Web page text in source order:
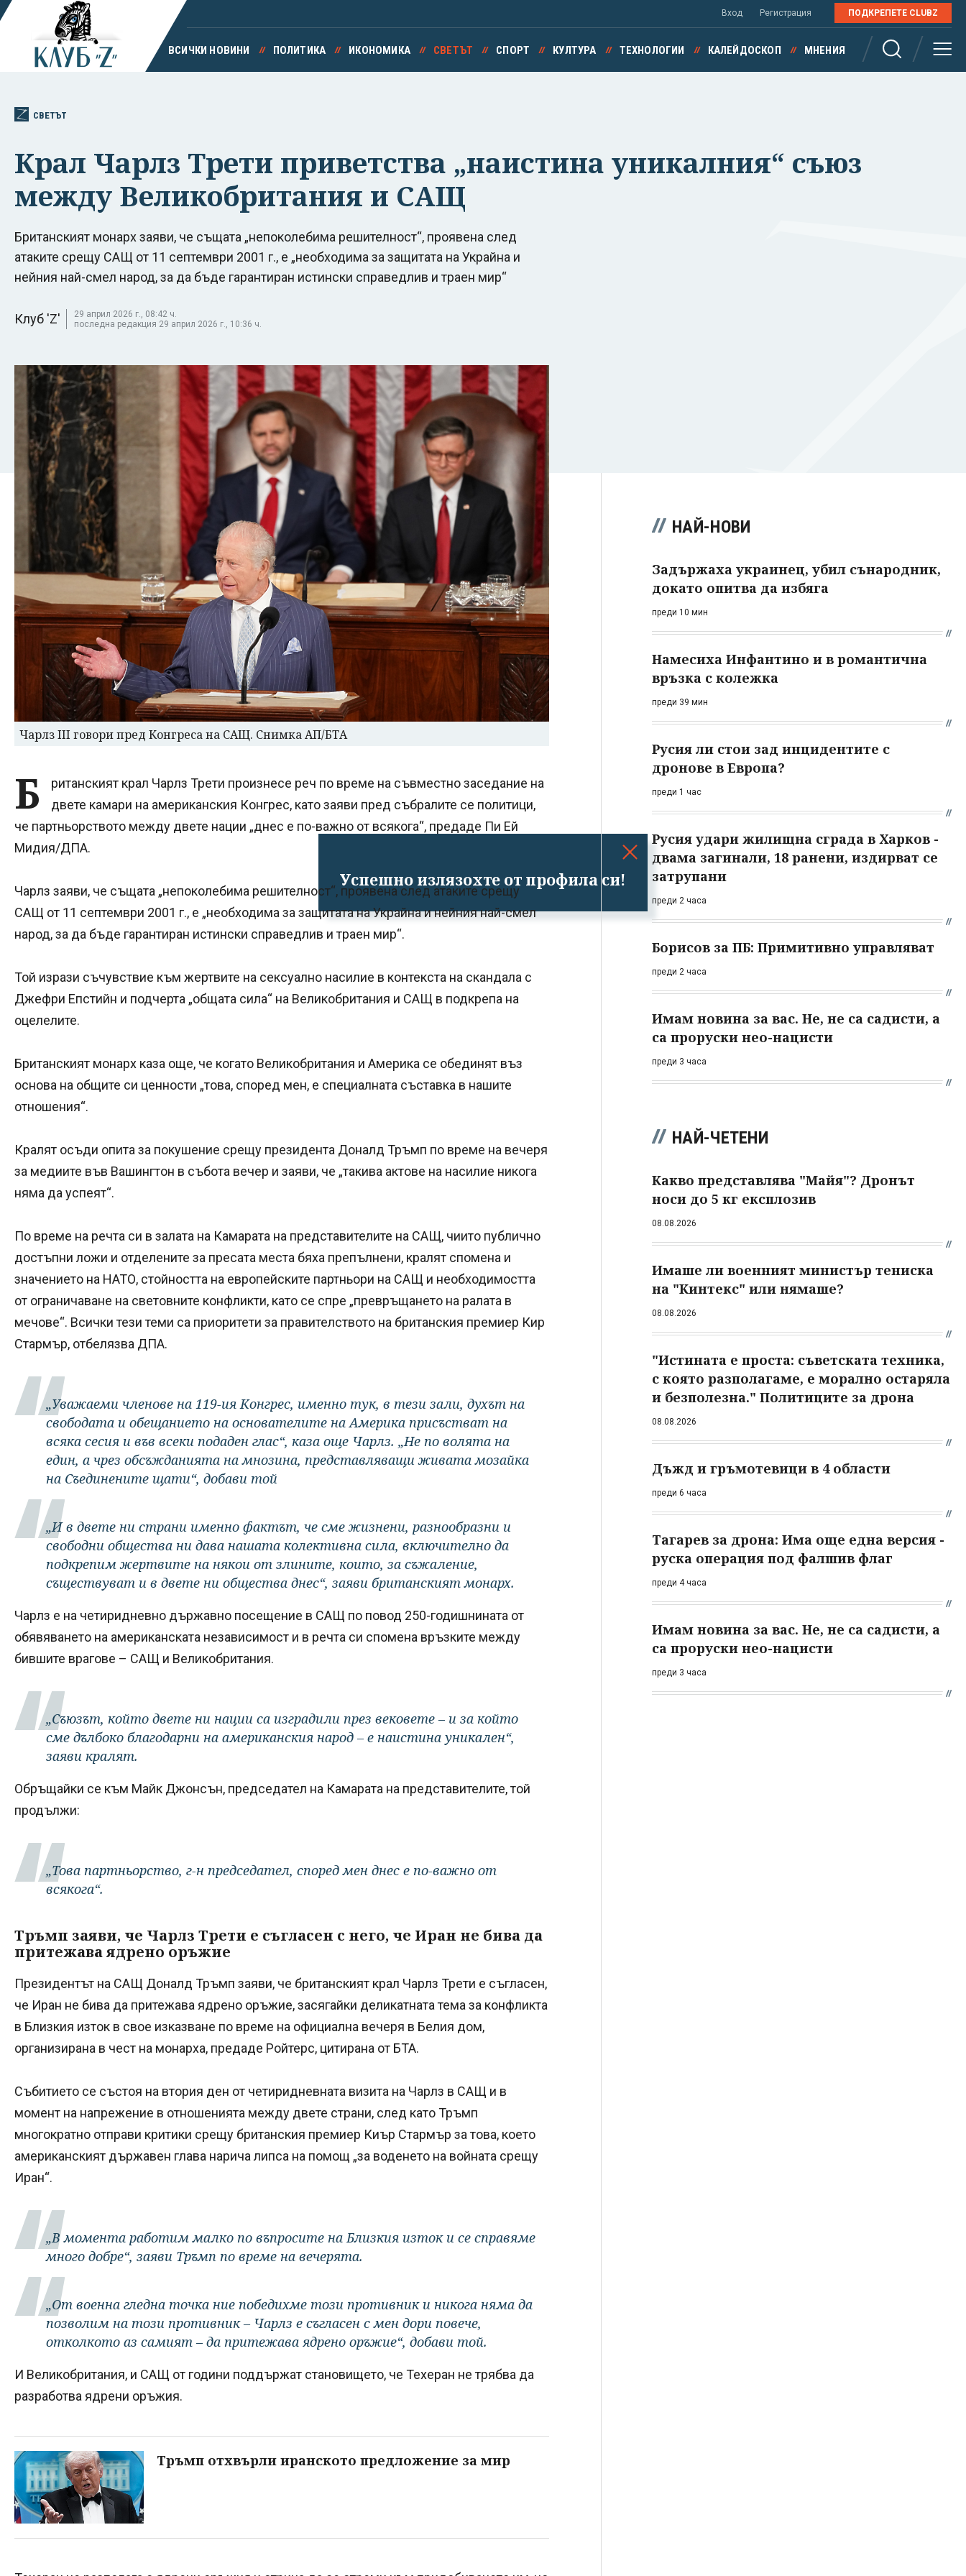
Успешно излязохте от профила си!
Вход Регистрация ПОДКРЕПЕТЕ CLUBZ
ВСИЧКИ НОВИНИ ПОЛИТИКА ИКОНОМИКА СВЕТЪТ СПОРТ КУЛТУРА ТЕХНОЛОГИИ КАЛЕЙДОСКОП МНЕНИЯ
СВЕТЪТ
Крал Чарлз Трети приветства „наистина уникалния“ съюз
между Великобритания и САЩ
Британският монарх заяви, че същата „непоколебима решителност“, проявена след
атаките срещу САЩ от 11 септември 2001 г., е „необходима за защитата на Украйна и
нейния най-смел народ, за да бъде гарантиран истински справедлив и траен мир“
Клуб 'Z'
29 април 2026 г., 08:42 ч.
последна редакция 29 април 2026 г., 10:36 ч.
Чарлз III говори пред Конгреса на САЩ. Снимка АП/БТА
Б
ританският крал Чарлз Трети произнесе реч по време на съвместно заседание на
двете камари на американския Конгрес, като заяви пред събралите се политици,
че партньорството между двете нации „днес е по-важно от всякога“, предаде Пи Ей
Мидия/ДПА.
Чарлз заяви, че същата „непоколебима решителност“, проявена след атаките срещу
САЩ от 11 септември 2001 г., е „необходима за защитата на Украйна и нейния най-смел
народ, за да бъде гарантиран истински справедлив и траен мир“.
Той изрази съчувствие към жертвите на сексуално насилие в контекста на скандала с
Джефри Епстийн и подчерта „общата сила“ на Великобритания и САЩ в подкрепа на
оцелелите.
Британският монарх каза още, че когато Великобритания и Америка се обединят въз
основа на общите си ценности „това, според мен, е специалната съставка в нашите
отношения“.
Кралят осъди опита за покушение срещу президента Доналд Тръмп по време на вечеря
за медиите във Вашингтон в събота вечер и заяви, че „такива актове на насилие никога
няма да успеят“.
По време на речта си в залата на Камарата на представителите на САЩ, чиито публично
достъпни ложи и отделените за пресата места бяха препълнени, кралят спомена и
значението на НАТО, стойността на европейските партньори на САЩ и необходимостта
от ограничаване на световните конфликти, като се спре „превръщането на ралата в
мечове“. Всички тези теми са приоритети за правителството на британския премиер Кир
Стармър, отбелязва ДПА.
„Уважаеми членове на 119-ия Конгрес, именно тук, в тези зали, духът на
свободата и обещанието на основателите на Америка присъстват на
всяка сесия и във всеки подаден глас“, каза още Чарлз. „Не по волята на
един, а чрез обсъжданията на мнозина, представляващи живата мозайка
на Съединените щати“, добави той
„И в двете ни страни именно фактът, че сме жизнени, разнообразни и
свободни общества ни дава нашата колективна сила, включително да
подкрепим жертвите на някои от злините, които, за съжаление,
съществуват и в двете ни общества днес“, заяви британският монарх.
Чарлз е на четиридневно държавно посещение в САЩ по повод 250-годишнината от
обявяването на американската независимост и в речта си спомена връзките между
бившите врагове – САЩ и Великобритания.
„Съюзът, който двете ни нации са изградили през вековете – и за който
сме дълбоко благодарни на американския народ – е наистина уникален“,
заяви кралят.
Обръщайки се към Майк Джонсън, председател на Камарата на представителите, той
продължи:
„Това партньорство, г-н председател, според мен днес е по-важно от
всякога“.
Тръмп заяви, че Чарлз Трети е съгласен с него, че Иран не бива да
притежава ядрено оръжие
Президентът на САЩ Доналд Тръмп заяви, че британският крал Чарлз Трети е съгласен,
че Иран не бива да притежава ядрено оръжие, засягайки деликатната тема за конфликта
в Близкия изток в свое изказване по време на официална вечеря в Белия дом,
организирана в чест на монарха, предаде Ройтерс, цитирана от БТА.
Събитието се състоя на втория ден от четиридневната визита на Чарлз в САЩ и в
момент на напрежение в отношенията между двете страни, след като Тръмп
многократно отправи критики срещу британския премиер Киър Стармър за това, което
американският държавен глава нарича липса на помощ „за воденето на войната срещу
Иран“.
„В момента работим малко по въпросите на Близкия изток и се справяме
много добре“, заяви Тръмп по време на вечерята.
„От военна гледна точка ние победихме този противник и никога няма да
позволим на този противник – Чарлз е съгласен с мен дори повече,
отколкото аз самият – да притежава ядрено оръжие“, добави той.
И Великобритания, и САЩ от години поддържат становището, че Техеран не трябва да
разработва ядрени оръжия.
Тръмп отхвърли иранското предложение за мир
НАЙ-НОВИ
Задържаха украинец, убил сънародник,
докато опитва да избяга
преди 10 мин
Намесиха Инфантино и в романтична
връзка с колежка
преди 39 мин
Русия ли стои зад инцидентите с
дронове в Европа?
преди 1 час
Русия удари жилищна сграда в Харков -
двама загинали, 18 ранени, издирват се
затрупани
преди 2 часа
Борисов за ПБ: Примитивно управляват
преди 2 часа
Имам новина за вас. Не, не са садисти, а
са проруски нео-нацисти
преди 3 часа
НАЙ-ЧЕТЕНИ
Какво представлява "Майя"? Дронът
носи до 5 кг експлозив
08.08.2026
Имаше ли военният министър тениска
на "Кинтекс" или нямаше?
08.08.2026
"Истината е проста: съветската техника,
с която разполагаме, е морално остаряла
и безполезна." Политиците за дрона
08.08.2026
Дъжд и гръмотевици в 4 области
преди 6 часа
Тагарев за дрона: Има още една версия -
руска операция под фалшив флаг
преди 4 часа
Имам новина за вас. Не, не са садисти, а
са проруски нео-нацисти
преди 3 часа